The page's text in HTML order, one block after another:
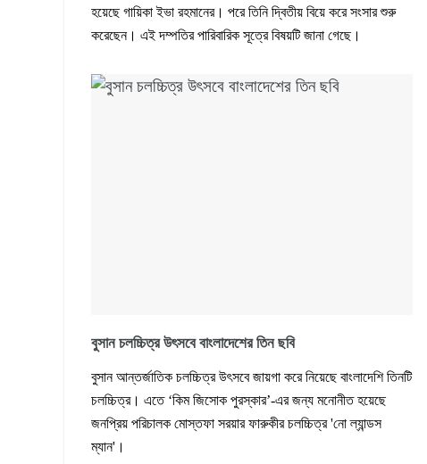
হয়েছে গায়িকা ইভা রহমানের। পরে তিনি দ্বিতীয় বিয়ে করে সংসার শুরু
করেছেন। এই দম্পতির পারিবারিক সূত্রে বিষয়টি জানা গেছে।
বুসান চলচ্চিত্র উৎসবে বাংলাদেশের তিন ছবি
বুসান আন্তর্জাতিক চলচ্চিত্র উৎসবে জায়গা করে নিয়েছে বাংলাদেশি তিনটি
চলচ্চিত্র। এতে ‘কিম জিসোক পুরস্কার’-এর জন্য মনোনীত হয়েছে
জনপ্রিয় পরিচালক মোস্তফা সরয়ার ফারুকীর চলচ্চিত্র 'নো ল্যান্ডস
ম্যান'।